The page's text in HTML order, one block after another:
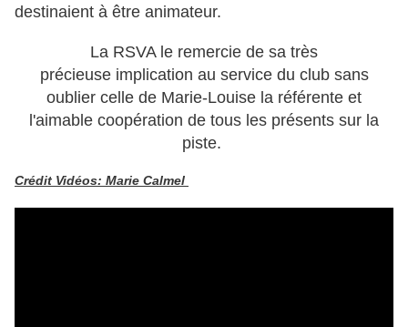
destinaient à être animateur.
La RSVA le remercie de sa très
précieuse implication au service du club sans
oublier celle de Marie-Louise la référente et
l'aimable coopération de tous les présents sur la
piste.
Crédit Vidéos: Marie Calmel